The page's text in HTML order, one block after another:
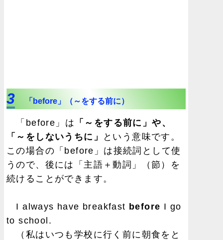
3 「before」（～をする前に）
「before」は 「～をする前に」や、
「～をしないうちに」
という意味です。
この場合の「before」は接続詞として使
うので、後には「主語＋動詞」（節）を
続けることができます。
I always have breakfast before I go
to school.
（私はいつも学校に行く前に朝食をと